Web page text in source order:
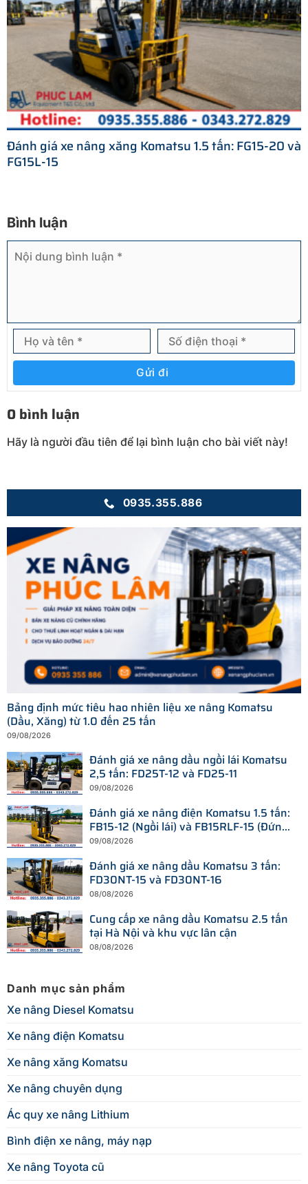
Đánh giá xe nâng xăng Komatsu 1.5 tấn: FG15-20 và
FG15L-15
Bình luận
Gửi đi
0 bình luận
Hãy là người đầu tiên để lại bình luận cho bài viết này!
0935.355.886
Bảng định mức tiêu hao nhiên liệu xe nâng Komatsu
(Dầu, Xăng) từ 1.0 đến 25 tấn
09/08/2026
Đánh giá xe nâng dầu ngồi lái Komatsu
2,5 tấn: FD25T-12 và FD25-11
09/08/2026
Đánh giá xe nâng điện Komatsu 1.5 tấn:
FB15-12 (Ngồi lái) và FB15RLF-15 (Đứng
lái)
09/08/2026
Đánh giá xe nâng dầu Komatsu 3 tấn:
FD30NT-15 và FD30NT-16
08/08/2026
Cung cấp xe nâng dầu Komatsu 2.5 tấn
tại Hà Nội và khu vực lân cận
08/08/2026
Danh mục sản phẩm
Xe nâng Diesel Komatsu
Xe nâng điện Komatsu
Xe nâng xăng Komatsu
Xe nâng chuyên dụng
Ác quy xe nâng Lithium
Bình điện xe nâng, máy nạp
Xe nâng Toyota cũ